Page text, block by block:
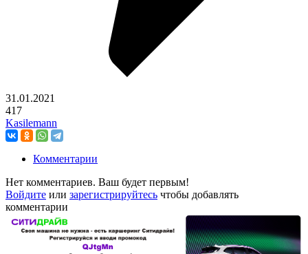
31.01.2021
417
Kasilemann
Комментарии
Нет комментариев. Ваш будет первым!
Войдите или зарегистрируйтесь чтобы добавлять
комментарии